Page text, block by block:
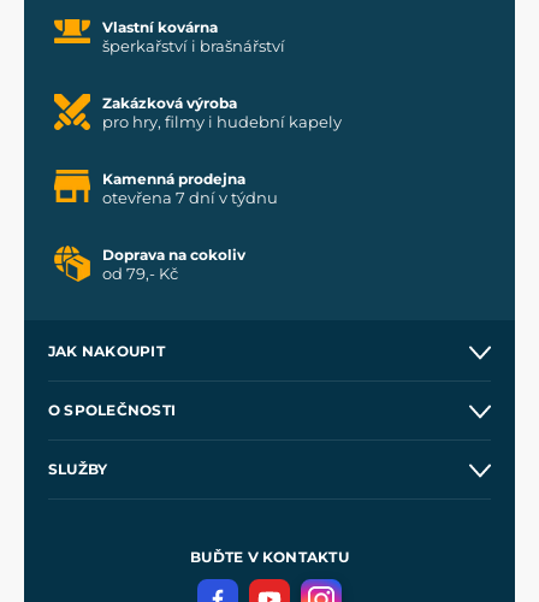
Vlastní kovárna
šperkařství i brašnářství
Zakázková výroba
pro hry, filmy i hudební kapely
Kamenná prodejna
otevřena 7 dní v týdnu
Doprava na cokoliv
od 79,- Kč
JAK NAKOUPIT
Velkoobchod
O SPOLEČNOSTI
SLUŽBY
Meče pro Kingdom Come
BUĎTE V KONTAKTU